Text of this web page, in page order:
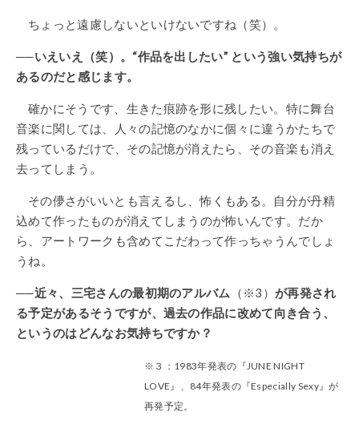
ちょっと遠慮しないといけないですね（笑）。
──いえいえ（笑）。“作品を出したい” という強い気持ちが
あるのだと感じます。
確かにそうです、生きた痕跡を形に残したい。特に舞台
音楽に関しては、人々の記憶のなかに個々に違うかたちで
残っているだけで、その記憶が消えたら、その音楽も消え
去ってしまう。
その儚さがいいとも言えるし、怖くもある。自分が丹精
込めて作ったものが消えてしまうのが怖いんです。だか
ら、アートワークも含めてこだわって作っちゃうんでしょ
うね。
──近々、三宅さんの最初期のアルバム （※3）が再発され
る予定があるそうですが、過去の作品に改めて向き合う、
というのはどんなお気持ちですか？
※３：1983年発表の『JUNE NIGHT
LOVE』、84年発表の『Especially Sexy』が
再発予定。